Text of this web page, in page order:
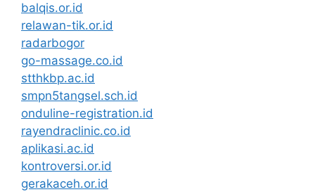
balqis.or.id
relawan-tik.or.id
radarbogor
go-massage.co.id
stthkbp.ac.id
smpn5tangsel.sch.id
onduline-registration.id
rayendraclinic.co.id
aplikasi.ac.id
kontroversi.or.id
gerakaceh.or.id